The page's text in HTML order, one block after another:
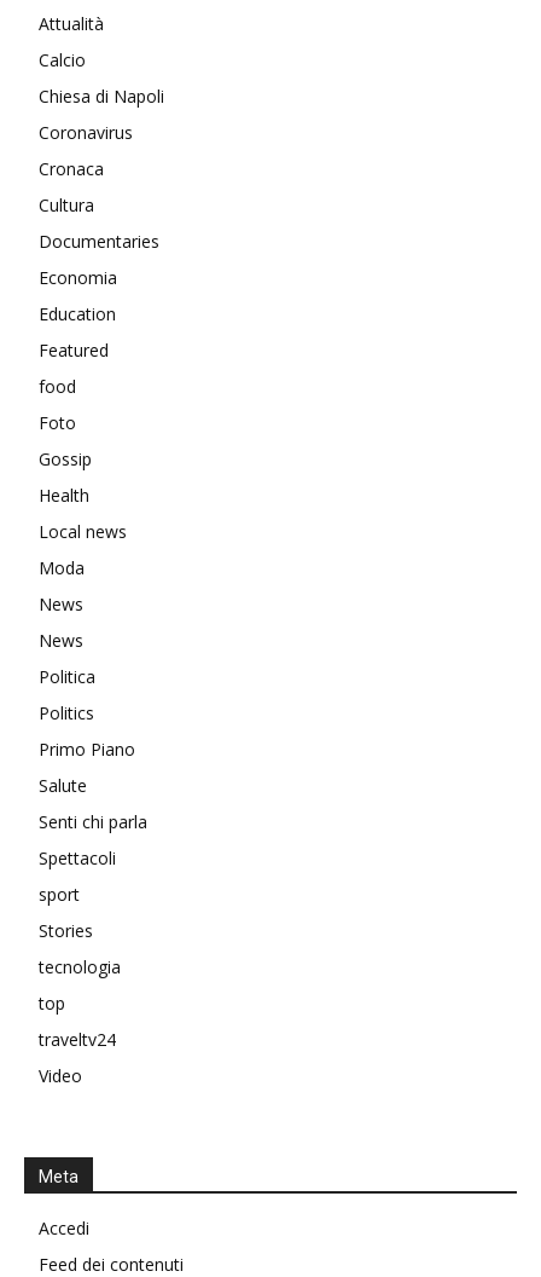
Attualità
Calcio
Chiesa di Napoli
Coronavirus
Cronaca
Cultura
Documentaries
Economia
Education
Featured
food
Foto
Gossip
Health
Local news
Moda
News
News
Politica
Politics
Primo Piano
Salute
Senti chi parla
Spettacoli
sport
Stories
tecnologia
top
traveltv24
Video
Meta
Accedi
Feed dei contenuti